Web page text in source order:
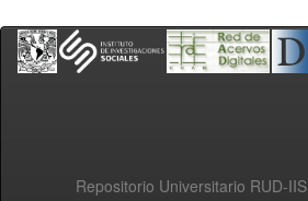
Repositorio Universitario RUD-IIS